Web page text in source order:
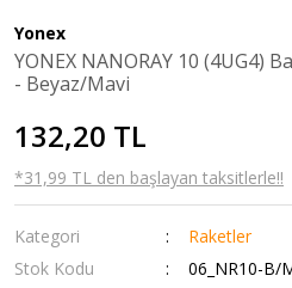
Yonex
YONEX NANORAY 10 (4UG4)
- Beyaz/Mavi
132,20 TL
*31,99 TL den başlayan taksitlerle!!
Kategori
Raketler
Stok Kodu
06_NR10-B/